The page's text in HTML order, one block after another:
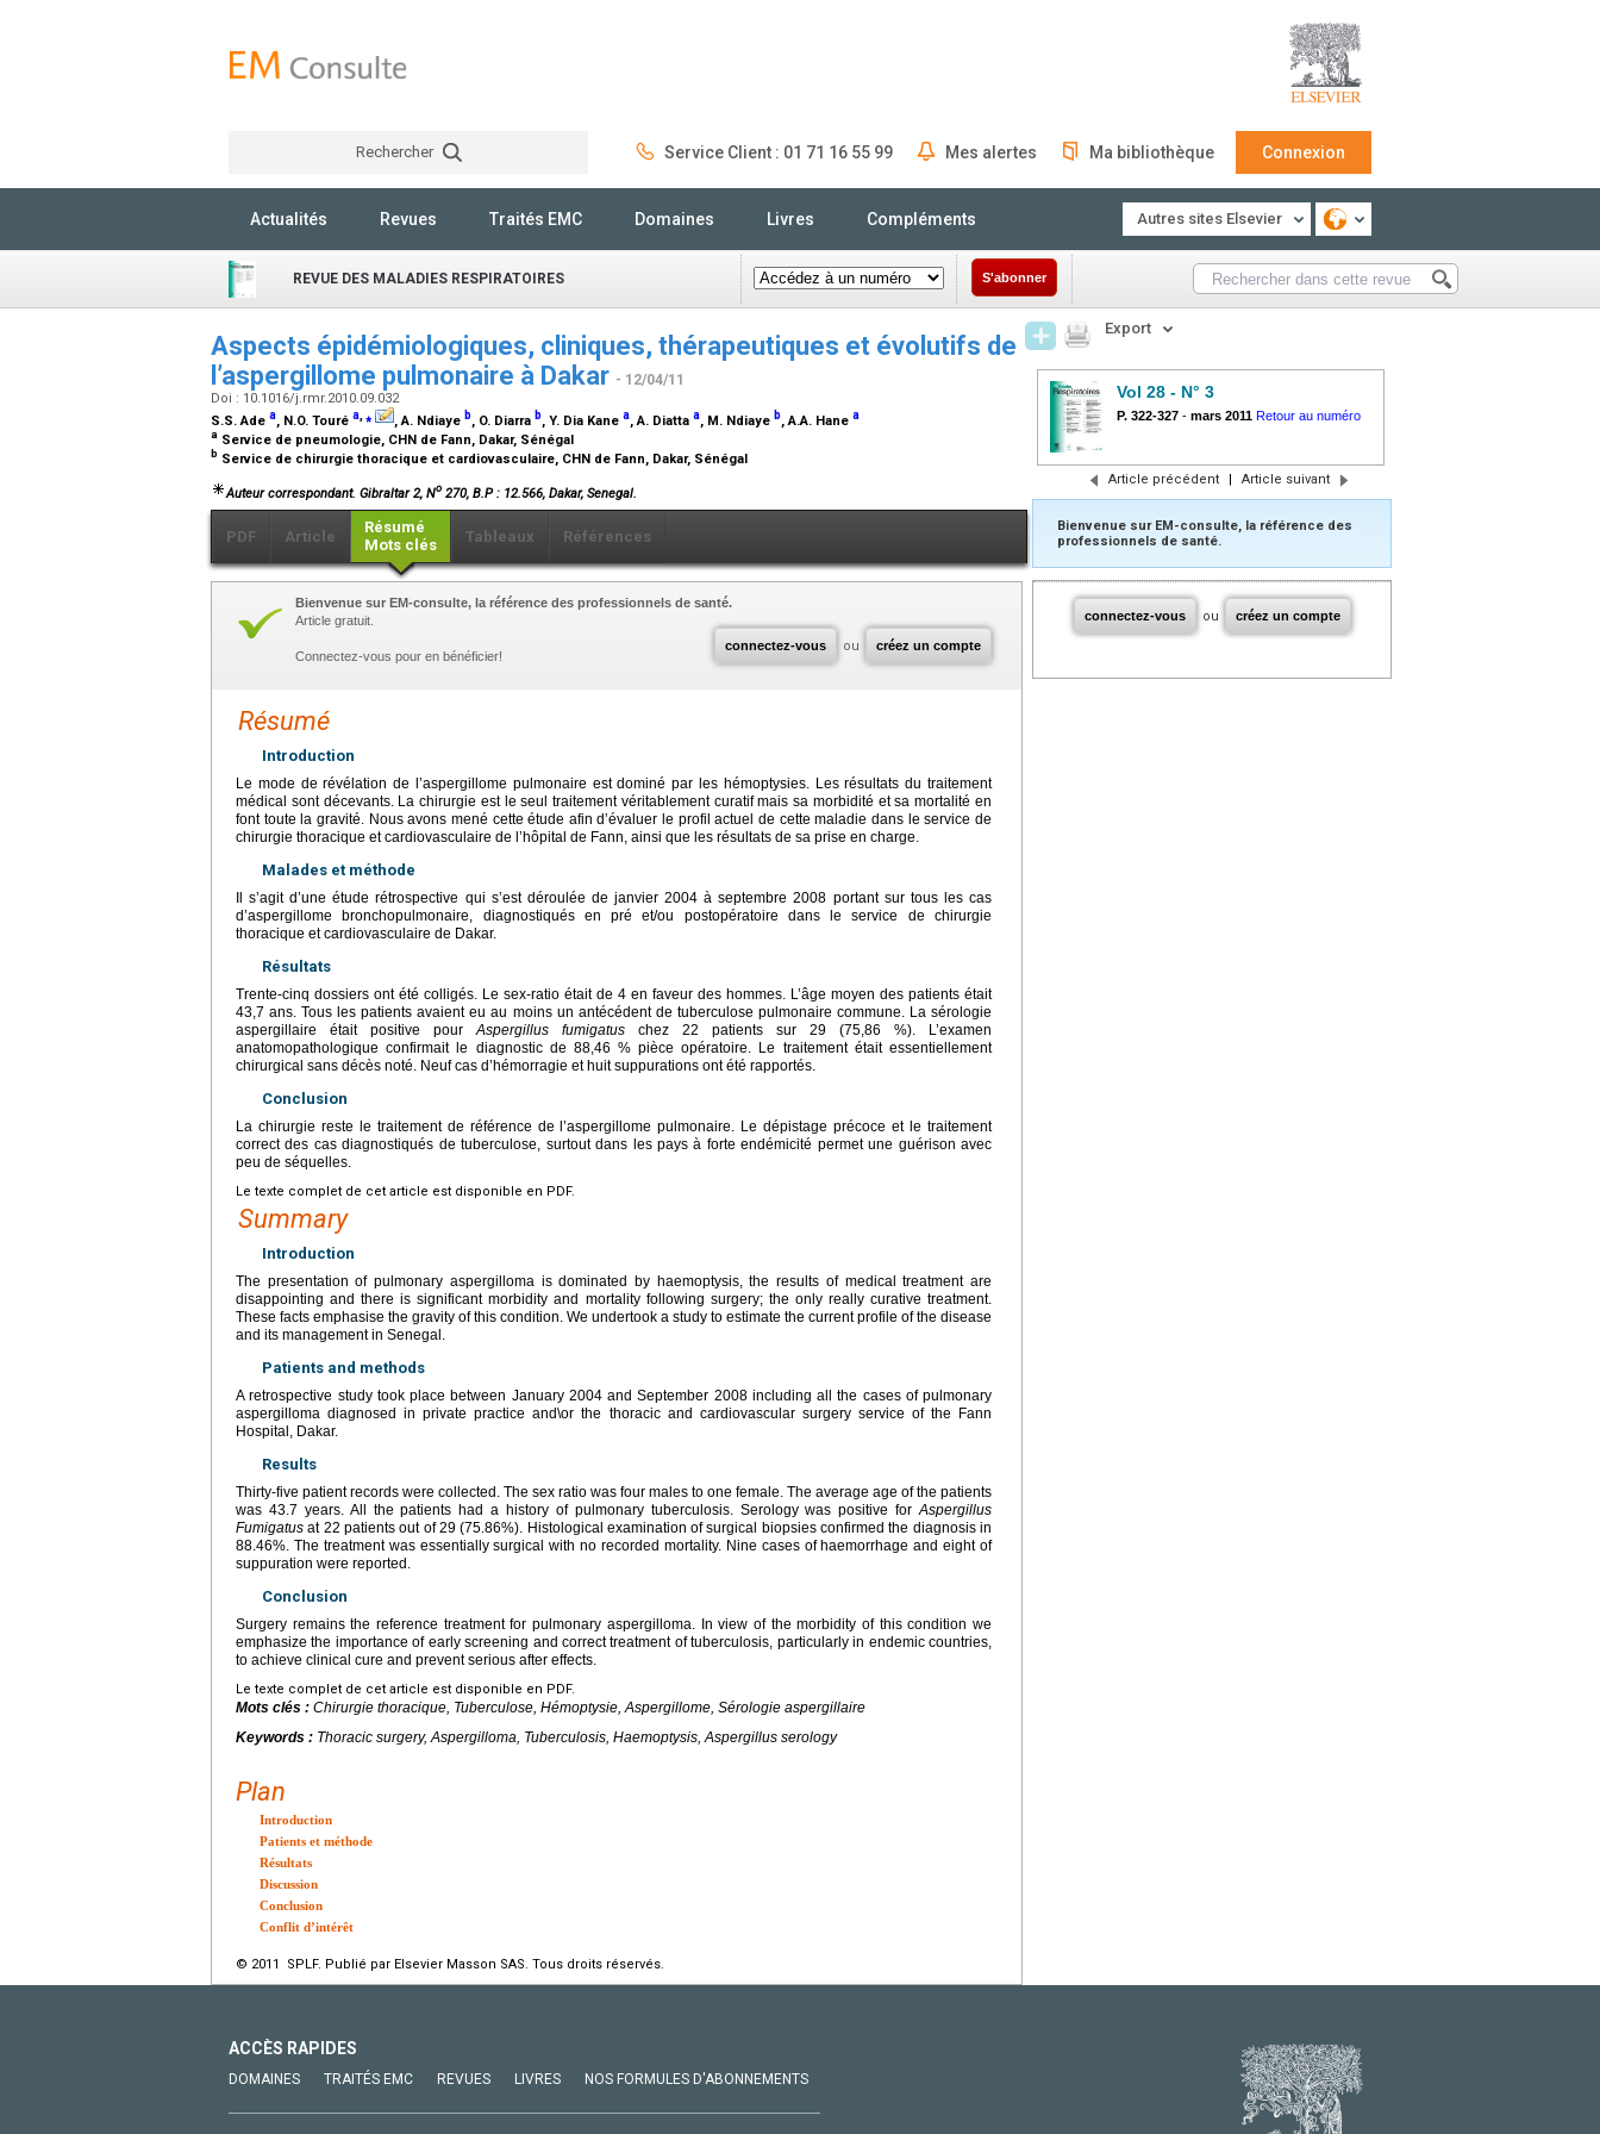
Rechercher Service Client : 01 71 16 55 99 Mes alertes Ma bibliothèque Connexion
Actualités Revues Traités EMC Domaines Livres Compléments Autres sites Elsevier
REVUE DES MALADIES RESPIRATOIRES S'abonner
Aspects épidémiologiques, cliniques, thérapeutiques et évolutifs de
l’aspergillome pulmonaire à Dakar - 12/04/11
Doi : 10.1016/j.rmr.2010.09.032
S.S. Ade a, N.O. Touré a,⁎ , A. Ndiaye b, O. Diarra b, Y. Dia Kane a, A. Diatta a, M. Ndiaye b, A.A. Hane a
a Service de pneumologie, CHN de Fann, Dakar, Sénégal
b Service de chirurgie thoracique et cardiovasculaire, CHN de Fann, Dakar, Sénégal
Auteur correspondant. Gibraltar 2, No 270, B.P : 12.566, Dakar, Senegal.
PDF Article
Résumé
Mots clés
Tableaux Références
connectez-vous ou créez un compte
Bienvenue sur EM-consulte, la référence des professionnels de santé.
Article gratuit.
Connectez-vous pour en bénéficier!
Résumé
Introduction
Le mode de révélation de l’aspergillome pulmonaire est dominé par les hémoptysies. Les résultats du traitement
médical sont décevants. La chirurgie est le seul traitement véritablement curatif mais sa morbidité et sa mortalité en
font toute la gravité. Nous avons mené cette étude afin d’évaluer le profil actuel de cette maladie dans le service de
chirurgie thoracique et cardiovasculaire de l’hôpital de Fann, ainsi que les résultats de sa prise en charge.
Malades et méthode
Il s’agit d’une étude rétrospective qui s’est déroulée de janvier 2004 à septembre 2008 portant sur tous les cas
d’aspergillome bronchopulmonaire, diagnostiqués en pré et/ou postopératoire dans le service de chirurgie
thoracique et cardiovasculaire de Dakar.
Résultats
Trente-cinq dossiers ont été colligés. Le sex-ratio était de 4 en faveur des hommes. L’âge moyen des patients était
43,7 ans. Tous les patients avaient eu au moins un antécédent de tuberculose pulmonaire commune. La sérologie
aspergillaire était positive pourAspergillus fumigatus chez 22 patients sur 29 (75,86 %). L’examen
anatomopathologique confirmait le diagnostic de 88,46 % pièce opératoire. Le traitement était essentiellement
chirurgical sans décès noté. Neuf cas d’hémorragie et huit suppurations ont été rapportés.
Conclusion
La chirurgie reste le traitement de référence de l’aspergillome pulmonaire. Le dépistage précoce et le traitement
correct des cas diagnostiqués de tuberculose, surtout dans les pays à forte endémicité permet une guérison avec
peu de séquelles.
Le texte complet de cet article est disponible en PDF.
Summary
Introduction
The presentation of pulmonary aspergilloma is dominated by haemoptysis, the results of medical treatment are
disappointing and there is significant morbidity and mortality following surgery; the only really curative treatment.
These facts emphasise the gravity of this condition. We undertook a study to estimate the current profile of the disease
and its management in Senegal.
Patients and methods
A retrospective study took place between January 2004 and September 2008 including all the cases of pulmonary
aspergilloma diagnosed in private practice and\or the thoracic and cardiovascular surgery service of the Fann
Hospital, Dakar.
Results
Thirty-five patient records were collected. The sex ratio was four males to one female. The average age of the patients
was 43.7 years. All the patients had a history of pulmonary tuberculosis. Serology was positive forAspergillus
Fumigatus at 22 patients out of 29 (75.86%). Histological examination of surgical biopsies confirmed the diagnosis in
88.46%. The treatment was essentially surgical with no recorded mortality. Nine cases of haemorrhage and eight of
suppuration were reported.
Conclusion
Surgery remains the reference treatment for pulmonary aspergilloma. In view of the morbidity of this condition we
emphasize the importance of early screening and correct treatment of tuberculosis, particularly in endemic countries,
to achieve clinical cure and prevent serious after effects.
Le texte complet de cet article est disponible en PDF.
Mots clés : Chirurgie thoracique, Tuberculose, Hémoptysie, Aspergillome, Sérologie aspergillaire
Keywords : Thoracic surgery, Aspergilloma, Tuberculosis, Haemoptysis, Aspergillus serology
Plan
Introduction
Patients et méthode
Résultats
Discussion
Conclusion
Conflit d’intérêt
© 2011 SPLF. Publié par Elsevier Masson SAS. Tous droits réservés.
Export
Vol 28 - N° 3
P. 322-327 - mars 2011 Retour au numéro
Article précédent | Article suivant
Bienvenue sur EM-consulte, la référence des
professionnels de santé.
connectez-vous ou créez un compte
ACCÈS RAPIDES
DOMAINES TRAITÉS EMC REVUES LIVRES NOS FORMULES D'ABONNEMENTS